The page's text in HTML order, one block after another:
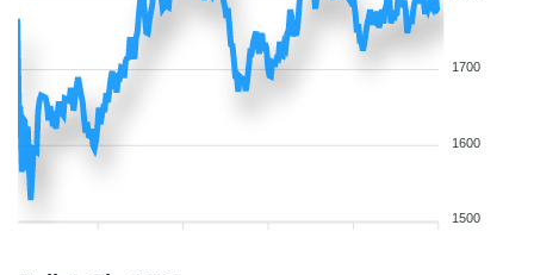
1700
1600
1500